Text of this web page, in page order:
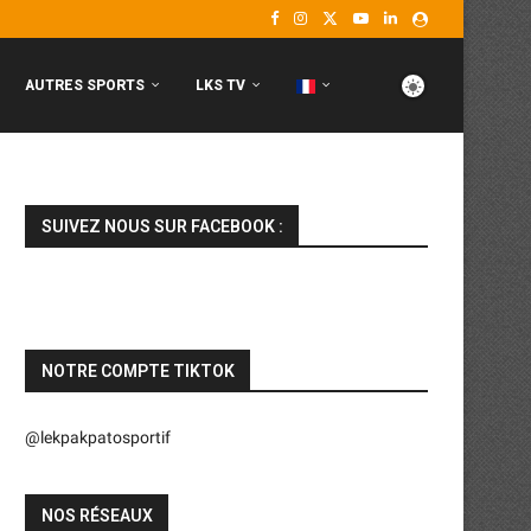
AUTRES SPORTS LKS TV
SUIVEZ NOUS SUR FACEBOOK :
NOTRE COMPTE TIKTOK
@lekpakpatosportif
NOS RÉSEAUX